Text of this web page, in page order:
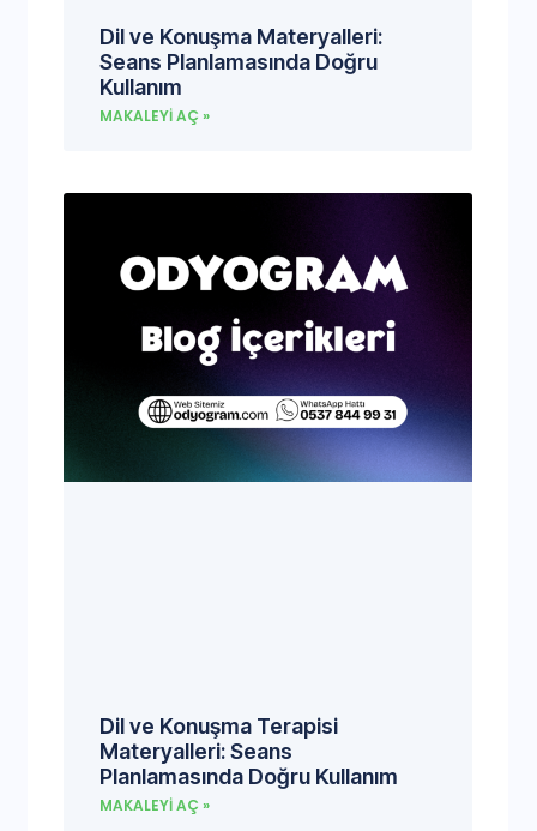
Dil ve Konuşma Materyalleri:
Seans Planlamasında Doğru
Kullanım
MAKALEYI AÇ »
Dil ve Konuşma Terapisi
Materyalleri: Seans
Planlamasında Doğru Kullanım
MAKALEYI AÇ »